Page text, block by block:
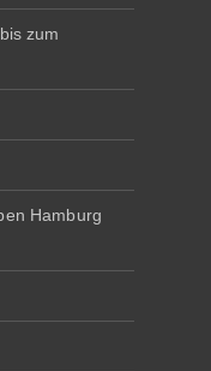
zum
Hamburg